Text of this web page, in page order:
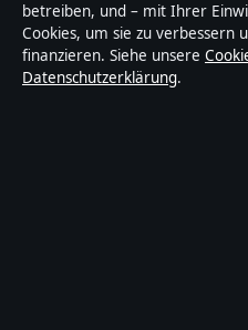
Gegenwart24 ist ein
Nachrichtenanbieter mit
Technik und Gesellschaft
betreiben, und – mit Ihrer
Cookies, um sie zu verbessern
finanzieren. Siehe unsere
Datenschutzerklärung.